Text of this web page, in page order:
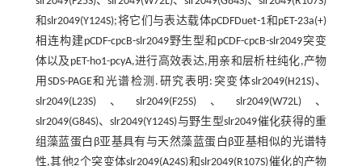
和slr2049(Y124S);将它们与表达载体pCDFDuet-1和pET-23a(+)
相连构建pCDF-cpcB-slr2049野生型和pCDF-cpcB-slr2049突变
体以及pET-ho1-pcyA,进行高效表达,用亲和层析柱纯化,产物
用SDS-PAGE和光谱检测.研究表明:突变体slr2049(H21S)、
slr2049(L23S)、slr2049(F25S)、slr2049(W72L)、
slr2049(G84S)、slr2049(Y124S)与野生型slr2049催化获得的重
组藻蓝蛋白β亚基具有与天然藻蓝蛋白β亚基相似的光谱特
性,其他2个突变体slr2049(A24S)和slr2049(R107S)催化的产物